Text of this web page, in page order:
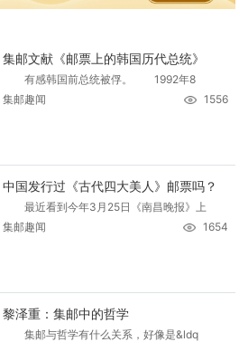
集邮文献《邮票上的韩国历代总统》
有感韩国前总统被俘。 1992年8
集邮趣闻
1556
中国发行过《古代四大美人》邮票吗？
最近看到今年3月25日《南昌晚报》上
集邮趣闻
1654
黎泽重：集邮中的哲学
集邮与哲学有什么关系，好像是&ldq